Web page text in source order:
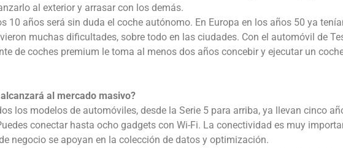
al exterior y arrasar con los demás.
10 años será sin duda el coche autónomo. En Europa en los años 50 ya
muchas dificultades, sobre todo en las ciudades. Con el automóvil de
de coches premium le toma al menos dos años concebir y ejecutar un
al mercado masivo?
los modelos de automóviles, desde la Serie 5 para arriba, ya llevan cinco
conectar hasta ocho gadgets con Wi-Fi. La conectividad es muy
negocio se apoyan en la colección de datos y optimización.